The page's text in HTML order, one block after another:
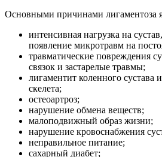
Основными причинами лигаментоза
интенсивная нагрузка на
появление микротравм на
травматические повреждения
связок и застарелые травмы;
лигаментит коленного сустава
скелета;
остеоартроз;
нарушение обмена веществ;
малоподвижный образ жизни;
нарушение кровоснабжения
неправильное питание;
сахарный диабет;